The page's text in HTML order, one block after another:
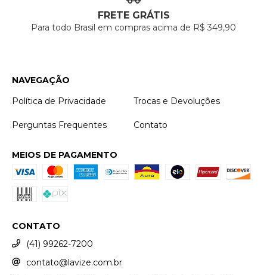
FRETE GRÁTIS
Para todo Brasil em compras acima de R$ 349,90
NAVEGAÇÃO
Política de Privacidade
Trocas e Devoluções
Perguntas Frequentes Contato
MEIOS DE PAGAMENTO
CONTATO
(41) 99262-7200
contato@lavize.com.br